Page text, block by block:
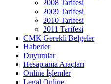
2008 Tarifesi
2009 Tarifesi
2010 Tarifesi
2011 Tarifesi
CMK Gerekli Belgeler
Haberler
Duyurular
Hesaplama Araçları
Online İşlemler
Legal Online